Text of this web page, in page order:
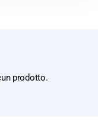
prodotto.